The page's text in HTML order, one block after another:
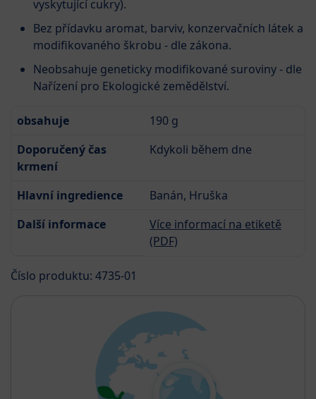
vyskytující cukry).
Bez přídavku aromat, barviv, konzervačních látek a
modifikovaného škrobu - dle zákona.
Neobsahuje geneticky modifikované suroviny - dle
Nařízení pro Ekologické zemědělství.
obsahuje
190 g
Doporučený čas
krmení
Kdykoli během dne
Hlavní ingredience
Banán, Hruška
Další informace
Více informací na etiketě
(PDF)
Číslo produktu: 4735-01